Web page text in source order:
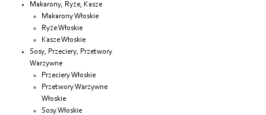
Makarony, Ryże, Kasze
Makarony Włoskie
Ryże Włoskie
Kasze Włoskie
Sosy, Przeciery, Przetwory
Warzywne
Przeciery Włoskie
Przetwory Warzywne
Włoskie
Sosy Włoskie